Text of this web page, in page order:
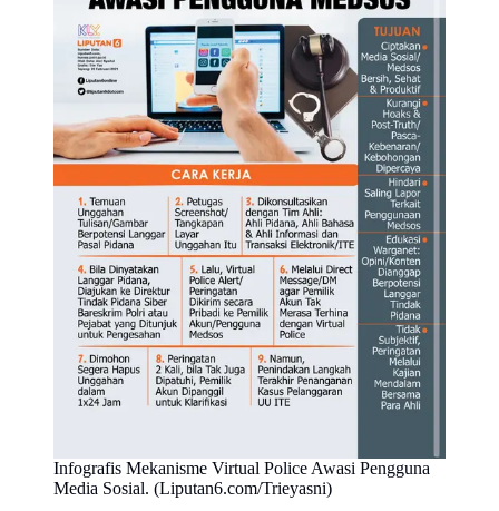
Infografis Mekanisme Virtual Police Awasi Pengguna
Media Sosial. (Liputan6.com/Trieyasni)